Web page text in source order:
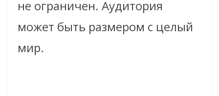
не ограничен. Аудитория
может быть размером с целый
мир.